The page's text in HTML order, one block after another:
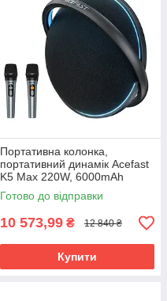
Портативна колонка,
портативний динамік Acefast
K5 Max 220W, 6000mAh
акумулятор
Готово до відправки
10 573,99 ₴ 12 840 ₴
Купити